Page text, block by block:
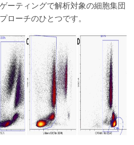
ーティングで解析対象の細胞集団
ローチのひとつです。